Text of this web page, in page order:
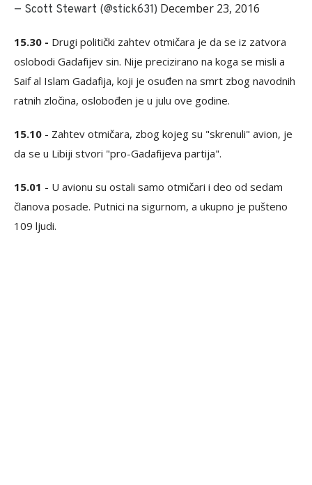
— Scott Stewart (@stick631) December 23, 2016
15.30 - Drugi politički zahtev otmičara je da se iz zatvora
oslobodi Gadafijev sin. Nije precizirano na koga se misli a
Saif al Islam Gadafija, koji je osuđen na smrt zbog navodnih
ratnih zločina, oslobođen je u julu ove godine.
15.10 - Zahtev otmičara, zbog kojeg su "skrenuli" avion, je
da se u Libiji stvori "pro-Gadafijeva partija".
15.01 - U avionu su ostali samo otmičari i deo od sedam
članova posade. Putnici na sigurnom, a ukupno je pušteno
109 ljudi.